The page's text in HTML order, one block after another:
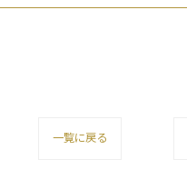
一覧に戻る